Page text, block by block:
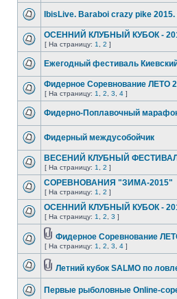
IbisLive. Baraboi crazy pike
ОСЕННИЙ КЛУБНЫЙ КУБОК -
[ На страницу: 1 2 ]
Ежегодный фестиваль
Фидерное Соревнование ЛЕТО
[ На страницу: 1 2 3 4 ]
Фидерно-Поплавочный
Фидерный междусобойчик
ВЕСЕНИЙ КЛУБНЫЙ
[ На страницу: 1 2 ]
СОРЕВНОВАНИЯ "ЗИМА-2015"
[ На страницу: 1 2 ]
ОСЕННИЙ КЛУБНЫЙ КУБОК -
[ На страницу: 1 2 3 ]
Фидерное Соревнование
[ На страницу: 1 2 3 4 ]
Летний кубок SALMO по
Первые рыболовные Online-